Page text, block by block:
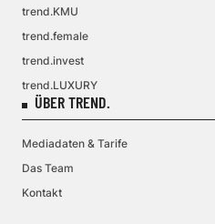
trend.KMU
trend.female
trend.invest
trend.LUXURY
ÜBER TREND.
Mediadaten & Tarife
Das Team
Kontakt